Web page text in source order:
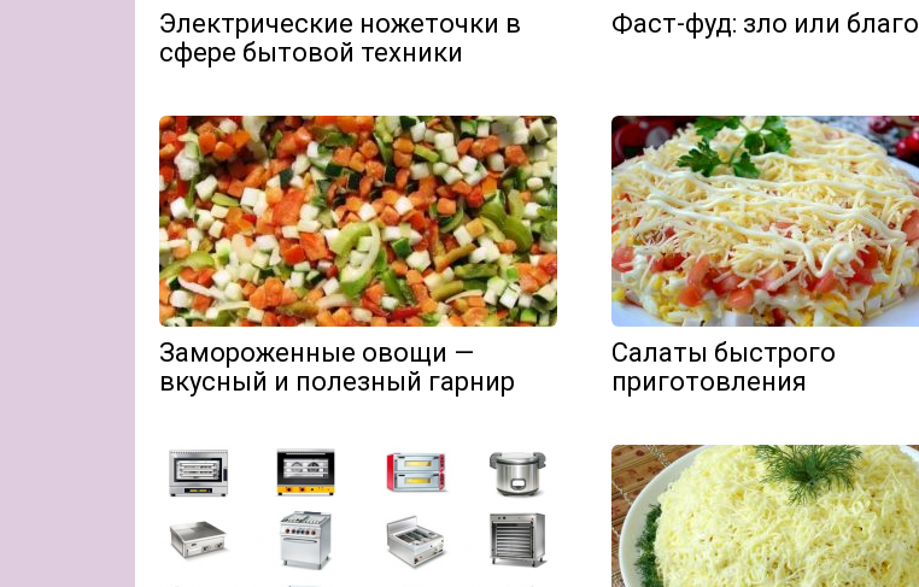
Электрические ножеточки в
сфере бытовой техники
Фаст-фуд: зло или благо
Замороженные овощи —
вкусный и полезный гарнир
Салаты быстрого
приготовления